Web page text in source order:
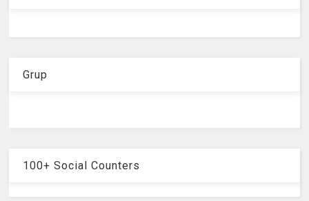
Grup
100+ Social Counters